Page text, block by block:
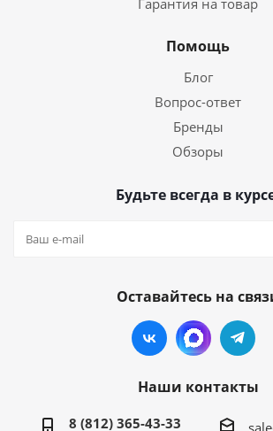
Гарантия на товар
Помощь
Блог
Вопрос-ответ
Бренды
Обзоры
Будьте всегда в
Оставайтесь на
Наши контакты
8 (812) 365-43-33